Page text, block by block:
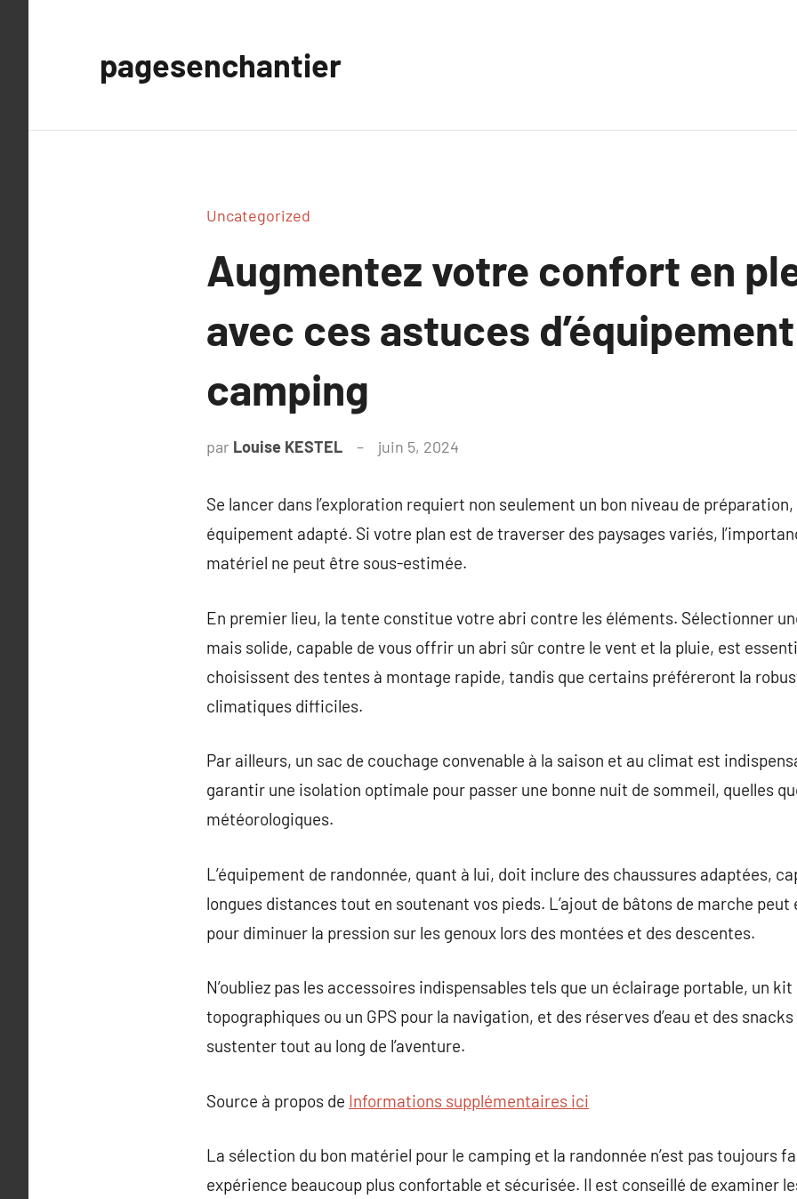
pagesenchantier
Uncategorized
Augmentez votre confort en
avec ces astuces
camping
par Louise KESTEL juin 5, 2024
Se lancer dans l’exploration requiert non seulement un bon niveau de
équipement adapté. Si votre plan est de traverser des paysages variés,
matériel ne peut être sous-estimée.
En premier lieu, la tente constitue votre abri contre les éléments. Sélectionner
mais solide, capable de vous offrir un abri sûr contre le vent et la pluie, est
choisissent des tentes à montage rapide, tandis que certains préféreront la
climatiques difficiles.
Par ailleurs, un sac de couchage convenable à la saison et au climat est
garantir une isolation optimale pour passer une bonne nuit de sommeil, quelles
météorologiques.
L’équipement de randonnée, quant à lui, doit inclure des chaussures adaptées,
longues distances tout en soutenant vos pieds. L’ajout de bâtons de marche peut
pour diminuer la pression sur les genoux lors des montées et des descentes.
N’oubliez pas les accessoires indispensables tels que un éclairage portable, un
topographiques ou un GPS pour la navigation, et des réserves d’eau et des
sustenter tout au long de l’aventure.
Source à propos de Informations supplémentaires ici
La sélection du bon matériel pour le camping et la randonnée n’est pas toujours
expérience beaucoup plus confortable et sécurisée. Il est conseillé de examiner